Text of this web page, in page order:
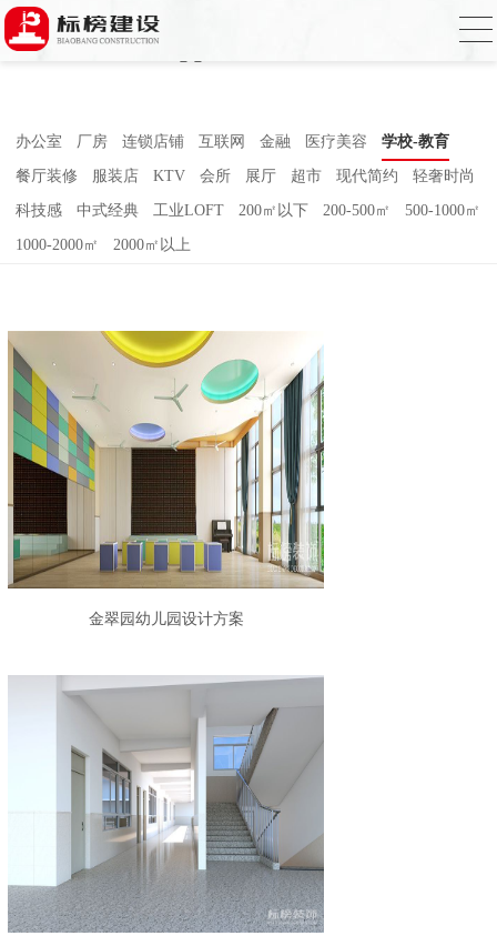
哈密瓜视频,哈密瓜视频app,哈密瓜视频下
载,哈密瓜视频app下载安装
办公室 厂房 连锁店铺 互联网 金融 医疗美容 学校-教育
餐厅装修 服装店 KTV 会所 展厅 超市 现代简约 轻奢时尚
科技感 中式经典 工业LOFT 200㎡以下 200-500㎡ 500-1000㎡
1000-2000㎡ 2000㎡以上
金翠园幼儿园设计方案